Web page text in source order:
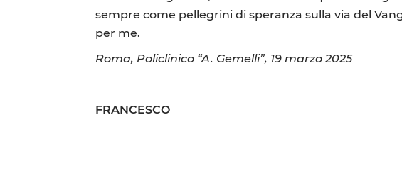
sempre come pellegrini di speranza sulla via del
per me.
Roma, Policlinico “A. Gemelli”, 19 marzo 2025
FRANCESCO